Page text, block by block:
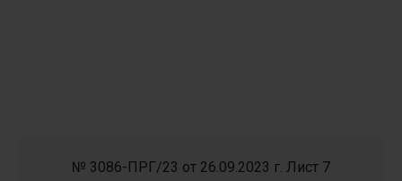
№ 3086-ПРГ/23 от 26.09.2023 г. Лист 7